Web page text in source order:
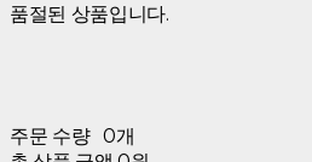
품절된 상품입니다.
주문 수량 0개